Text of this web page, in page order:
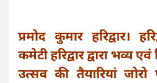
प्रमोद कुमार हरिद्वार।
कमेटी हरिद्वार द्वारा भव्य
उत्सव की तैयारियां जोरो